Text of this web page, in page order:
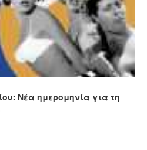
Νέα ημερομηνία για τη